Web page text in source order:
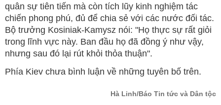
quân sự tiên tiến mà còn tích lũy kinh nghiệm tác
chiến phong phú, đủ để chia sẻ với các nước đối tác.
Bộ trưởng Kosiniak-Kamysz nói: "Họ thực sự rất giỏi
trong lĩnh vực này. Ban đầu họ đã đồng ý như vậy,
nhưng sau đó lại rút khỏi thỏa thuận".
Phía Kiev chưa bình luận về những tuyên bố trên.
Hà Linh/Báo Tin tức và Dân tộc